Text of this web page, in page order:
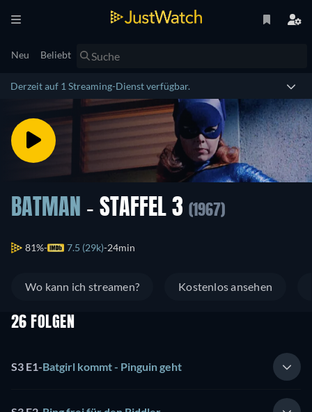
Neu Beliebt
Derzeit auf 1 Streaming-Dienst verfügbar.
BATMAN - STAFFEL 3 (1967)
81% 7.5 (29k) 24min
Wo kann ich streamen? Kostenlos ansehen
26 FOLGEN
S3 E1-Batgirl kommt - Pinguin geht